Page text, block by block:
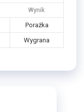
Wynik
Porażka
Wygrana